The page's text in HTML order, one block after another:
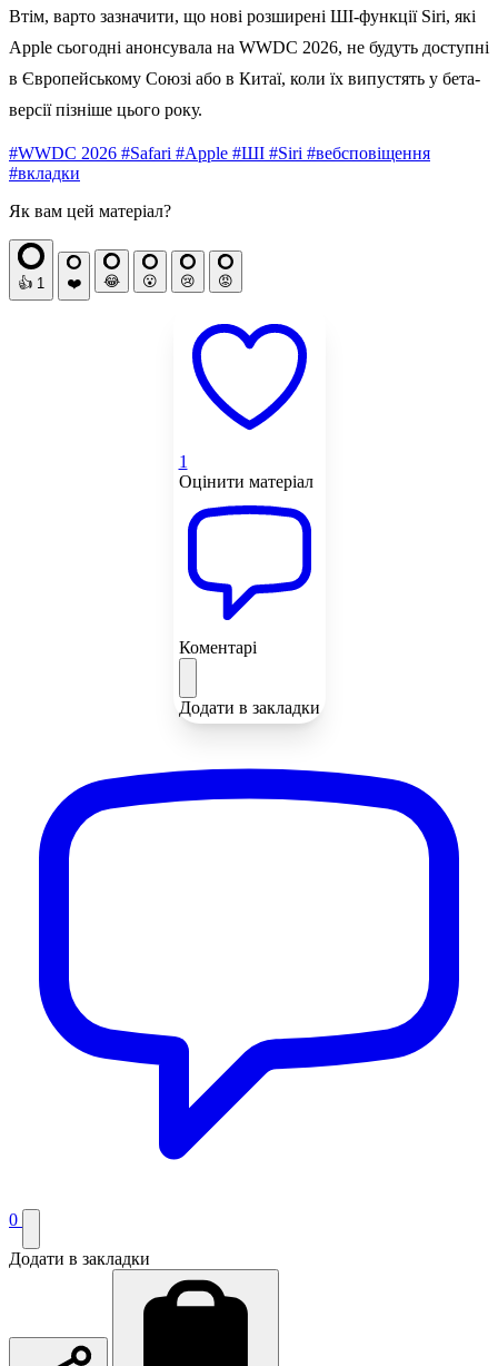
Втім, варто зазначити, що нові розширені ШІ-функції Siri, які
Apple сьогодні анонсувала на WWDC 2026, не будуть доступні
в Європейському Союзі або в Китаї, коли їх випустять у бета-
версії пізніше цього року.
#WWDC 2026 #Safari #Apple #ШІ #Siri #вебсповіщення
#вкладки
Як вам цей матеріал?
👍 1 ❤️ 😂 😮 😢 😡
1
Оцінити матеріал
Коментарі
Додати в закладки
0
Додати в закладки